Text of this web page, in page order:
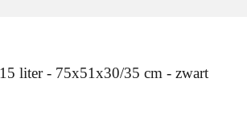
liter - 75x51x30/35 cm - zwart